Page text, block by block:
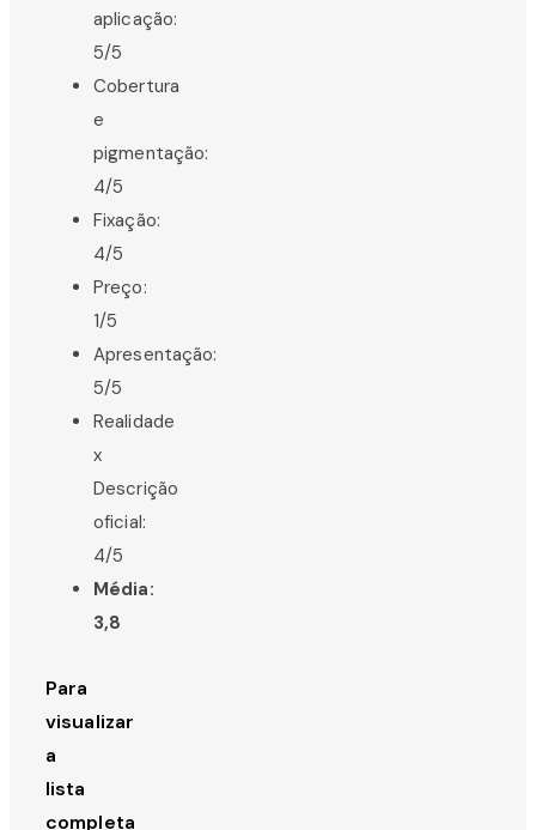
aplicação:
5/5
Cobertura
e
pigmentação:
4/5
Fixação:
4/5
Preço:
1/5
Apresentação:
5/5
Realidade
x
Descrição
oficial:
4/5
Média:
3,8
Para
visualizar
a
lista
completa